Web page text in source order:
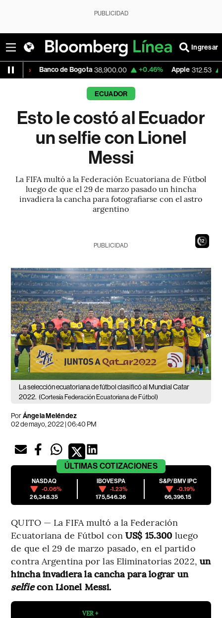
PUBLICIDAD
Ingresar
Banco de Bogota 38,900.00 +0.46% Apple 312.53 +0.51%
ECUADOR
Esto le costó al Ecuador
un selfie con Lionel
Messi
La FIFA multó a la Federación Ecuatoriana de Fútbol
luego de que el 29 de marzo pasado un hincha
invadiera la cancha para fotografiarse con el astro
argentino
11
PUBLICIDAD
La selección ecuatoriana de fútbol clasificó al Mundial Catar
2022. (Cortesía Federación Ecuatoriana de Fútbol)
PorÁngela Meléndez
02 de mayo, 2022 | 06:40 PM
ÚLTIMAS COTIZACIONES
NASDAQ
-0.06%
26,348.35
IBOVESPA
-1.23%
175,546.36
S&P/BMV IPC
-0.19%
66,396.15
QUITO — La FIFA multó a la Federación
Ecuatoriana de Fútbol con US$ 15.300 luego
de que el 29 de marzo pasado, en el partido
contra Argentina por las Eliminatorias 2022, un
hincha invadiera la cancha para lograr un
selfiecon Lionel Messi.
VER +